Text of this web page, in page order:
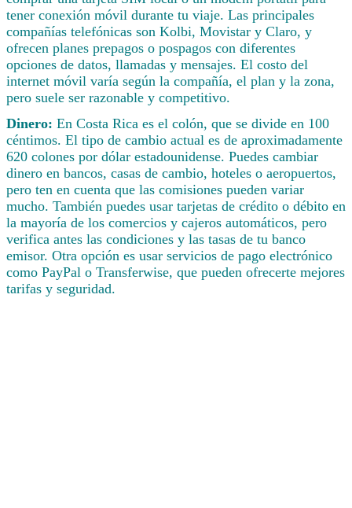
tener conexión móvil durante tu viaje. Las principales
compañías telefónicas son Kolbi, Movistar y Claro, y
ofrecen planes prepagos o pospagos con diferentes
opciones de datos, llamadas y mensajes. El costo del
internet móvil varía según la compañía, el plan y la zona,
pero suele ser razonable y competitivo.
Dinero: En Costa Rica es el colón, que se divide en 100
céntimos. El tipo de cambio actual es de aproximadamente
620 colones por dólar estadounidense. Puedes cambiar
dinero en bancos, casas de cambio, hoteles o aeropuertos,
pero ten en cuenta que las comisiones pueden variar
mucho. También puedes usar tarjetas de crédito o débito en
la mayoría de los comercios y cajeros automáticos, pero
verifica antes las condiciones y las tasas de tu banco
emisor. Otra opción es usar servicios de pago electrónico
como PayPal o Transferwise, que pueden ofrecerte mejores
tarifas y seguridad.